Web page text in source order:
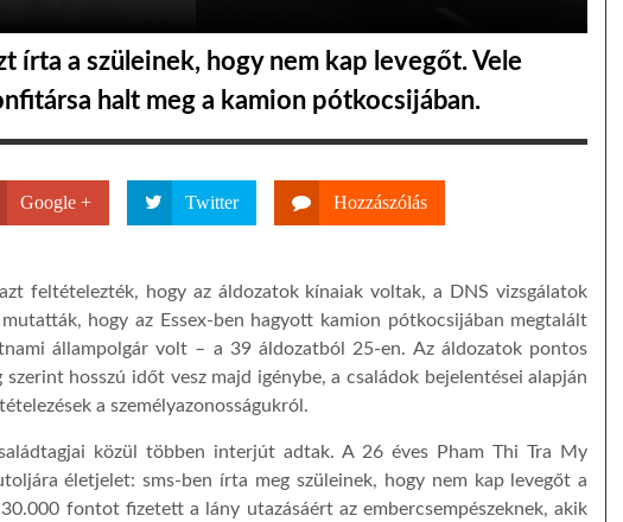
írta a szüleinek, hogy nem kap levegőt. Vele
halt meg a kamion pótkocsijában.
Google + Twitter Hozzászólás
feltételezték, hogy az áldozatok kínaiak voltak, a DNS vizsgálatok
hogy az Essex-ben hagyott kamion pótkocsijában megtalált
állampolgár volt – a 39 áldozatból 25-en. Az áldozatok pontos
szerint hosszú időt vesz majd igénybe, a családok bejelentései alapján
a személyazonosságukról.
közül többen interjút adtak. A 26 éves Pham Thi Tra My
életjelet: sms-ben írta meg szüleinek, hogy nem kap levegőt a
fontot fizetett a lány utazásáért az embercsempészeknek, akik